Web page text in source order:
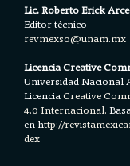
Lic. Roberto Erick
Editor técnico
revmexso@unam.mx
Licencia Creative
Universidad Nacional
LicenciaCreative
4.0 Internacional.
en http://
dex